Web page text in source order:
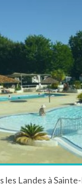
les Landes à